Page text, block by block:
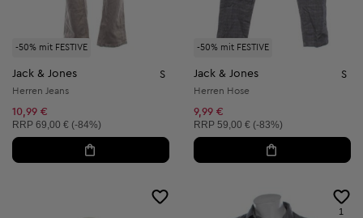
-50% mit FESTIVE
Jack & Jones S
Herren Jeans
10,99 €
Unverbindliche Preisempfehlung:
RRP 69,00 € (-84%)
-50% mit FESTIVE
Jack & Jones S
Herren Hose
9,99 €
Unverbindliche Preisempfehlung:
RRP 59,00 € (-83%)
1